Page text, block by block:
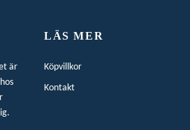
är
LÄS MER
Köpvillkor
Kontakt